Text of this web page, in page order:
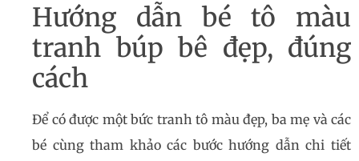
Hướng dẫn bé tô màu
tranh búp bê đẹp, đúng
cách
Để có được một bức tranh tô màu đẹp, ba mẹ và các
bé cùng tham khảo các bước hướng dẫn chi tiết